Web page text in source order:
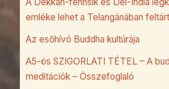
emléke lehet a Telangánában
Az esőhívó Buddha kultúrája
A5-ös SZIGORLATI TÉTEL – A
meditációk – Összefoglaló